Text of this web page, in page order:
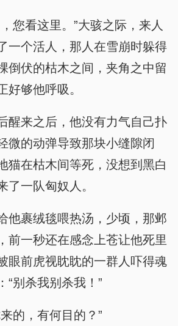
您看这里。”大骇之际，来人
一个活人，那人在雪崩时躲得
倒伏的枯木之间，夹角之中留
好够他呼吸。
醒来之后，他没有力气自己扑
微的动弹导致那块小缝隙闭
猫在枯木间等死，没想到黑白
了一队匈奴人。
他裹绒毯喂热汤，少顷，那邺
前一秒还在感念上苍让他死里
眼前虎视眈眈的一群人吓得魂
“别杀我别杀我！”
的，有何目的？”